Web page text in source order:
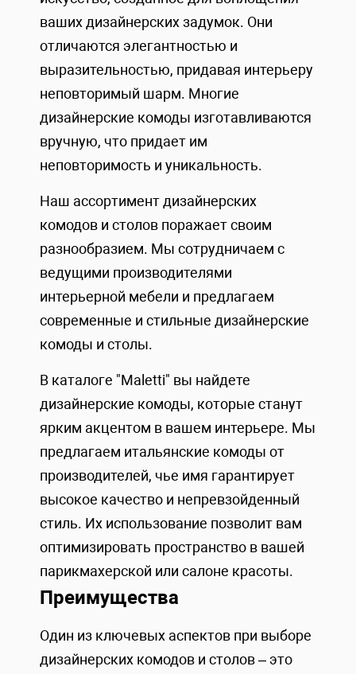
ваших дизайнерских задумок. Они
отличаются элегантностью и
выразительностью, придавая интерьеру
неповторимый шарм. Многие
дизайнерские комоды изготавливаются
вручную, что придает им
неповторимость и уникальность.
Наш ассортимент дизайнерских
комодов и столов поражает своим
разнообразием. Мы сотрудничаем с
ведущими производителями
интерьерной мебели и предлагаем
современные и стильные дизайнерские
комоды и столы.
В каталоге "Maletti" вы найдете
дизайнерские комоды, которые станут
ярким акцентом в вашем интерьере. Мы
предлагаем итальянские комоды от
производителей, чье имя гарантирует
высокое качество и непревзойденный
стиль. Их использование позволит вам
оптимизировать пространство в вашей
парикмахерской или салоне красоты.
Преимущества
Один из ключевых аспектов при выборе
дизайнерских комодов и столов – это